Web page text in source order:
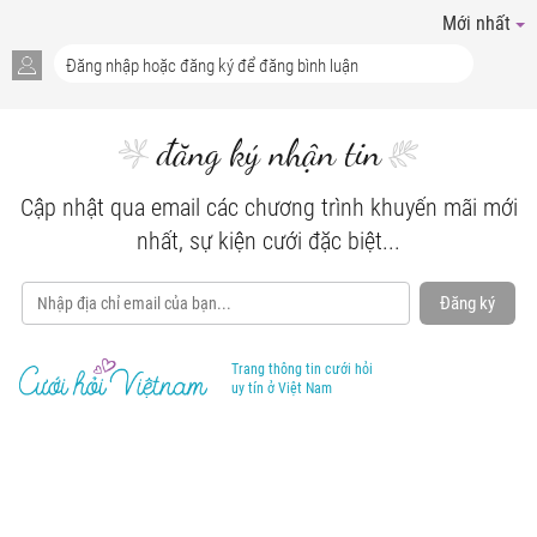
Mới nhất
đăng ký nhận tin
Cập nhật qua email các chương trình khuyến mãi mới
nhất, sự kiện cưới đặc biệt...
Đăng ký
Trang thông tin cưới hỏi
uy tín ở Việt Nam